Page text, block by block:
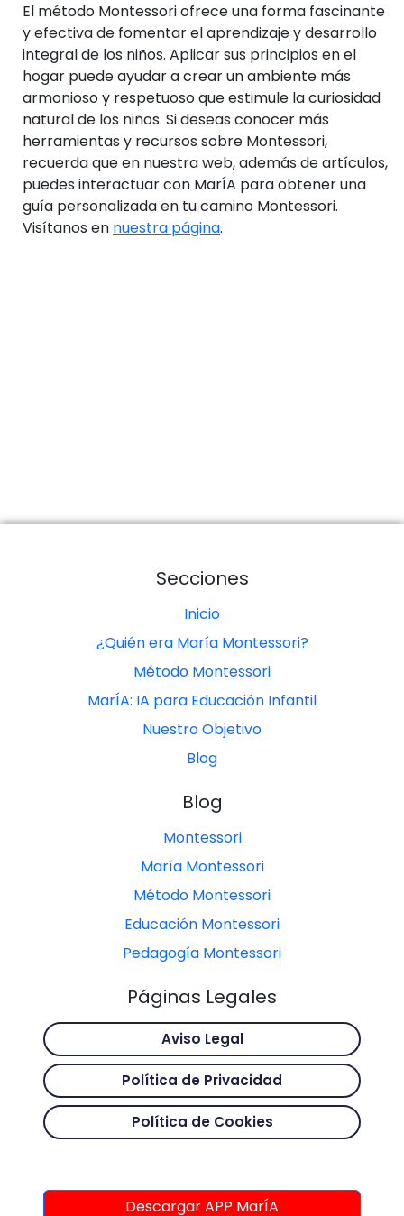
El método Montessori ofrece una forma fascinante
y efectiva de fomentar el aprendizaje y desarrollo
integral de los niños. Aplicar sus principios en el
hogar puede ayudar a crear un ambiente más
armonioso y respetuoso que estimule la curiosidad
natural de los niños. Si deseas conocer más
herramientas y recursos sobre Montessori,
recuerda que en nuestra web, además de artículos,
puedes interactuar con MarÍA para obtener una
guía personalizada en tu camino Montessori.
Visítanos en nuestra página.
Secciones
Inicio
¿Quién era María Montessori?
Método Montessori
MarÍA: IA para Educación Infantil
Nuestro Objetivo
Blog
Blog
Montessori
María Montessori
Método Montessori
Educación Montessori
Pedagogía Montessori
Páginas Legales
Aviso Legal
Política de Privacidad
Política de Cookies
Descargar APP MarÍA